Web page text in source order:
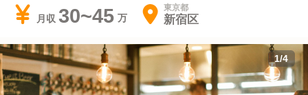
月収 30~45 東京都
新宿区
1/4